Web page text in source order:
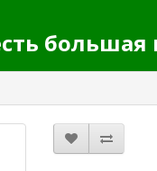
большая